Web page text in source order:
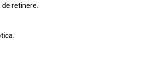
de retinere.